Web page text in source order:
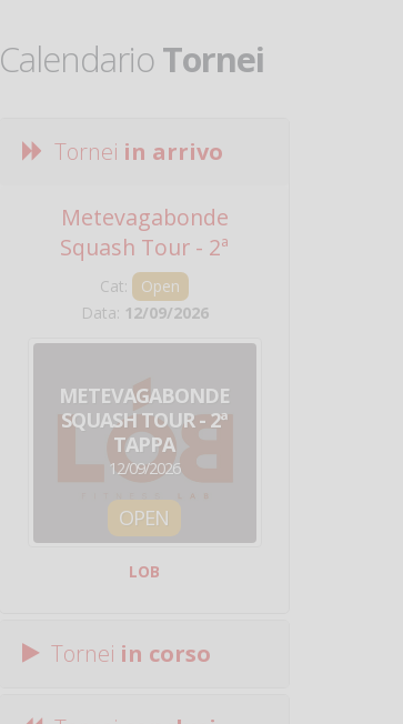
CalendarioTornei
Tornei in arrivo
Metevagabonde
Squash Tour - 2ª
Tappa
Cat:
Open
Data: 12/09/2026
METEVAGABONDE
SQUASH TOUR - 2ª
TAPPA
12/09/2026
OPEN
LOB
Tornei in corso